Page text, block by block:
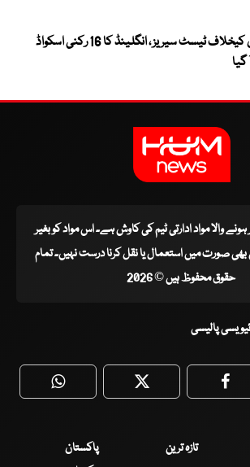
پاکستان کیخلاف ٹیسٹ سیریز ، انگلینڈ کا 16 رکنی اسکواڈ
ہونے والا مواد ادارتی ٹیم کی کاوش ہے۔ اس مواد کو بغیر
صورت میں استعمال یا نقل کرنا درست نہیں۔ تمام
حقوق محفوظ ہیں © 2026
پالیسی
WhatsApp Twitter
تازہ ترین
پاکستان